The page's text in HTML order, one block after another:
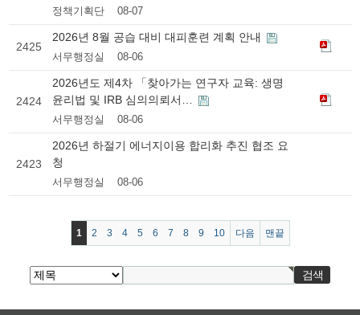
정책기획단 08-07
2425
2026년 8월 공습 대비 대피훈련 계획 안내
서무행정실 08-06
2424
2026년도 제4차 「찾아가는 연구자 교육: 생명
윤리법 및 IRB 심의의뢰서…
서무행정실 08-06
2423
2026년 하절기 에너지이용 합리화 추진 협조 요
청
서무행정실 08-06
1 2 3 4 5 6 7 8 9 10 다음 맨끝